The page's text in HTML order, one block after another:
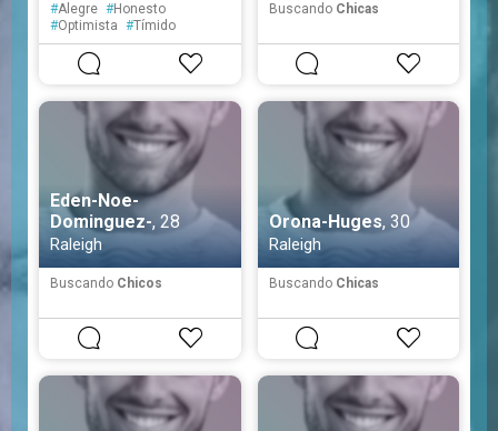
#Alegre #Honesto
#Optimista #Tímido
#Prudente #Fiel
Buscando Chicas
Eden-Noe-
Dominguez-, 28
Raleigh
Buscando Chicos
Orona-Huges, 30
Raleigh
Buscando Chicas